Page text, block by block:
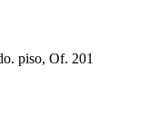
piso, Of. 201